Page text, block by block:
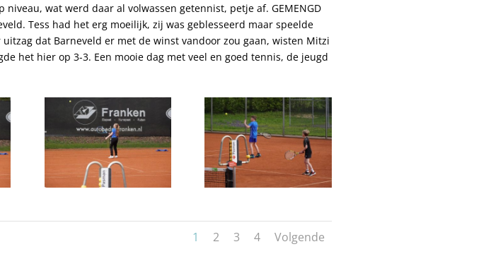
wat werd daar al volwassen getennist, petje af. GEMENGD
Tess had het erg moeilijk, zij was geblesseerd maar speelde
dat Barneveld er met de winst vandoor zou gaan, wisten Mitzi
het hier op 3-3. Een mooie dag met veel en goed tennis, de jeugd
1 2 3 4 Volgende